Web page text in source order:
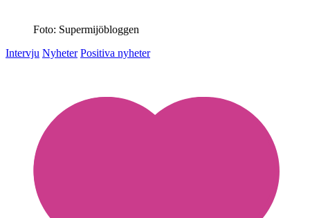
Foto: Supermijöbloggen
Intervju Nyheter Positiva nyheter